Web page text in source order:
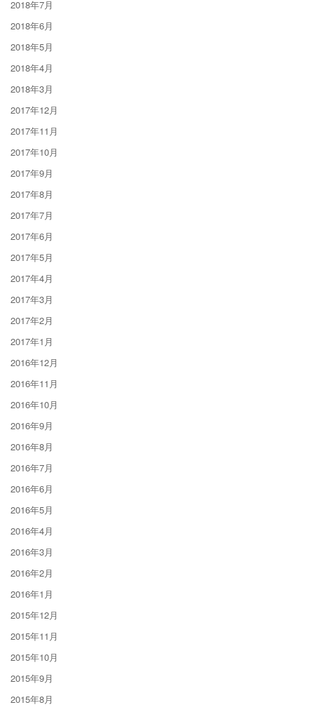
2018年7月
2018年6月
2018年5月
2018年4月
2018年3月
2017年12月
2017年11月
2017年10月
2017年9月
2017年8月
2017年7月
2017年6月
2017年5月
2017年4月
2017年3月
2017年2月
2017年1月
2016年12月
2016年11月
2016年10月
2016年9月
2016年8月
2016年7月
2016年6月
2016年5月
2016年4月
2016年3月
2016年2月
2016年1月
2015年12月
2015年11月
2015年10月
2015年9月
2015年8月